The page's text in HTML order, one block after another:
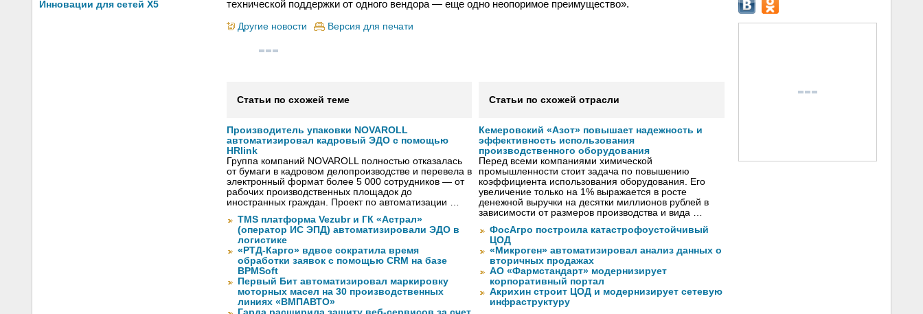
Инновации для сетей X5
технической поддержки от одного вендора — еще одно неопоримое преимущество».
Другие новости Версия для печати
Статьи по схожей теме
Производитель упаковки NOVAROLL
автоматизировал кадровый ЭДО с помощью
HRlink
Группа компаний NOVAROLL полностью отказалась
от бумаги в кадровом делопроизводстве и перевела в
электронный формат более 5 000 сотрудников — от
рабочих производственных площадок до
иностранных граждан. Проект по автоматизации …
TMS платформа Vezubr и ГК «Астрал»
(оператор ИС ЭПД) автоматизировали ЭДО в
логистике
«РТД-Карго» вдвое сократила время
обработки заявок с помощью CRM на базе
BPMSoft
Первый Бит автоматизировал маркировку
моторных масел на 30 производственных
линиях «ВМПАВТО»
Статьи по схожей отрасли
Кемеровский «Азот» повышает надежность и
эффективность использования
производственного оборудования
Перед всеми компаниями химической
промышленности стоит задача по повышению
коэффициента использования оборудования. Его
увеличение только на 1% выражается в росте
денежной выручки на десятки миллионов рублей в
зависимости от размеров производства и вида …
ФосАгро построила катастрофоустойчивый
ЦОД
«Микроген» автоматизировал анализ данных о
вторичных продажах
АО «Фармстандарт» модернизирует
корпоративный портал
Акрихин строит ЦОД и модернизирует сетевую
инфраструктуру